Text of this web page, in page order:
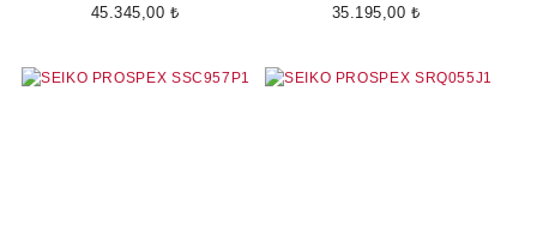
45.345,00 ₺ 35.195,00 ₺